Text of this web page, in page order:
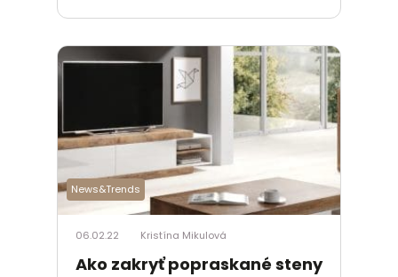
News&Trends
06.02.22 Kristína Mikulová
Ako zakryť popraskané steny